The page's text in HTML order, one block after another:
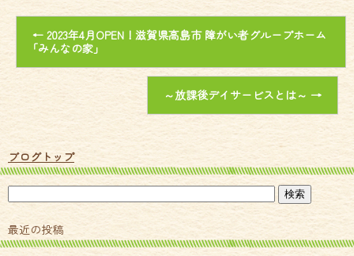
← 2023年4月OPEN！滋賀県高島市 障がい者グループホーム
｢みんなの家｣
～放課後デイサービスとは～ →
ブログトップ
最近の投稿